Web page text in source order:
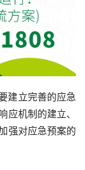
建立完善的应急
机制的建立、
强对应急预案的